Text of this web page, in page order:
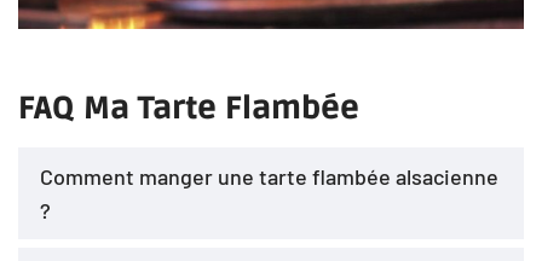
FAQ Ma Tarte Flambée
Comment manger une tarte flambée alsacienne
?